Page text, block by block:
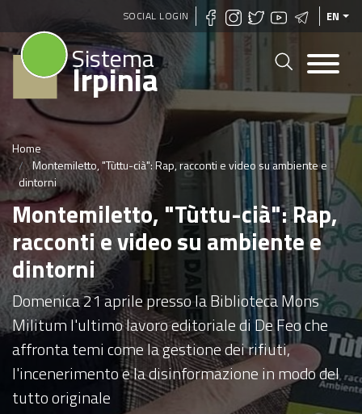
Skip
to
main
content
SOCIAL LOGIN EN
Sistema
Irpinia
Home
Montemiletto, "Tùttu-cià": Rap, racconti e video su ambiente e
dintorni
Montemiletto, "Tùttu-cià": Rap,
racconti e video su ambiente e
dintorni
Domenica 21 aprile presso la Biblioteca Mons
Militum l'ultimo lavoro editoriale di De Feo che
affronta temi come la gestione dei rifiuti,
l'incenerimento e la disinformazione in modo del
tutto originale